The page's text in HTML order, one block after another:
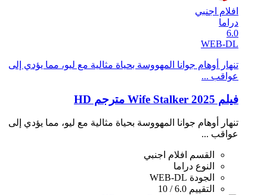
افلام اجنبي
دراما
6.0
WEB-DL
تنهار أوهام جوانا المهووسة بحياة مثالية مع ليو، مما يؤدي إلى
عواقب ...
فيلم Wife Stalker 2025 مترجم HD
تنهار أوهام جوانا المهووسة بحياة مثالية مع ليو، مما يؤدي إلى
عواقب ...
القسم
افلام اجنبي
النوع دراما
الجودة WEB-DL
التقييم 6.0 / 10